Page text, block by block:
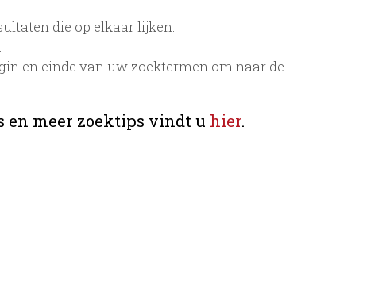
die op elkaar lijken.
en einde van uw zoektermen om naar de
en meer zoektips vindt u hier.